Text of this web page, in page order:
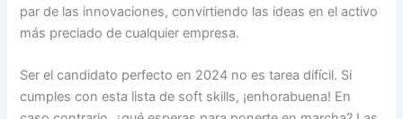
par de las innovaciones, convirtiendo las ideas en el activo
más preciado de cualquier empresa.
Ser el candidato perfecto en 2024 no es tarea difícil. Si
cumples con esta lista de soft skills, ¡enhorabuena! En